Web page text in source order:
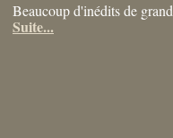
Beaucoup d'inédits de
Suite...